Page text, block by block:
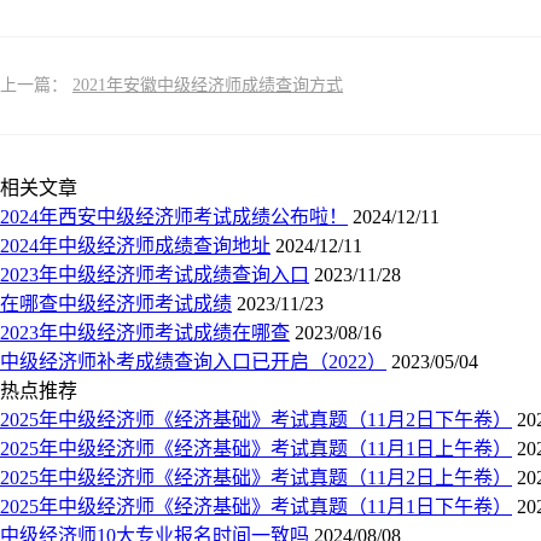
上一篇： 2021年安徽中级经济师成绩查询方式
相关文章
2024年西安中级经济师考试成绩公布啦！
2024/12/11
2024年中级经济师成绩查询地址 2024/12/11
2023年中级经济师考试成绩查询入口 2023/11/28
在哪查中级经济师考试成绩 2023/11/23
2023年中级经济师考试成绩在哪查 2023/08/16
中级经济师补考成绩查询入口已开启（2022）
2023/05/04
热点推荐
2025年中级经济师《经济基础》考试真题（11月2日下午卷）
2025年中级经济师《经济基础》考试真题（11月1日上午卷）
2025年中级经济师《经济基础》考试真题（11月2日上午卷）
2025年中级经济师《经济基础》考试真题（11月1日下午卷）
中级经济师10大专业报名时间一致吗 2024/08/08